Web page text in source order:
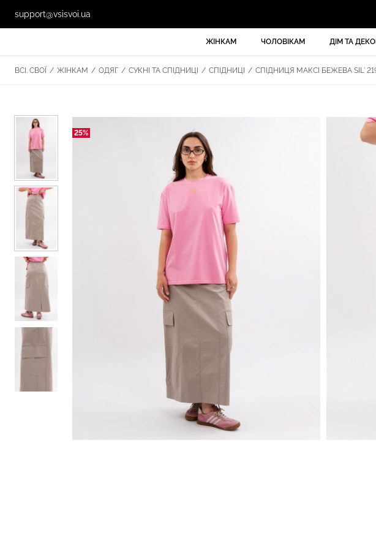
support@vsisvoi.ua
ЖІНКАМ ЧОЛОВІКАМ ДІМ ТА
ВСІ. СВОЇ / ЖІНКАМ / ОДЯГ / СУКНІ ТА СПІДНИЦІ / СПІДНИЦІ / СПІДНИЦЯ МАКСІ БЕЖЕВА SIL'
25%